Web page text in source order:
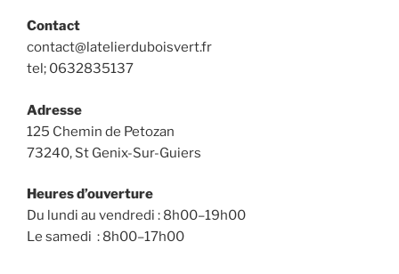
Contact
contact@latelierduboisvert.fr
tel; 0632835137
Adresse
125 Chemin de Petozan
73240, St Genix-Sur-Guiers
Heures d’ouverture
Du lundi au vendredi : 8h00–19h00
Le samedi : 8h00–17h00